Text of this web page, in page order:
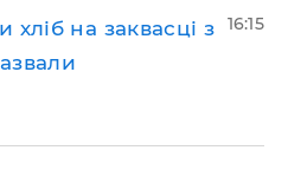
хліб на заквасці з
16:15